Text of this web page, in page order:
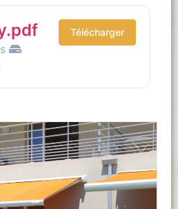
Télécharger